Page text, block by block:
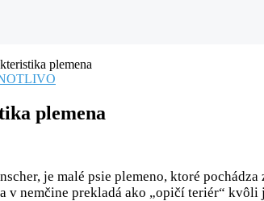
plemena
plemena
je malé psie plemeno, ktoré
v nemčine prekladá ako „opičí teriér“